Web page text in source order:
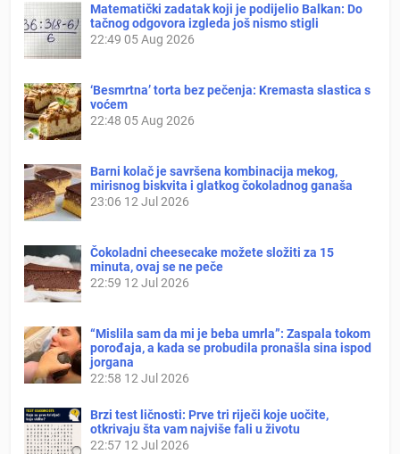
Matematički zadatak koji je podijelio Balkan: Do
tačnog odgovora izgleda još nismo stigli
22:49 05 Aug 2026
‘Besmrtna’ torta bez pečenja: Kremasta slastica s
voćem
22:48 05 Aug 2026
Barni kolač je savršena kombinacija mekog,
mirisnog biskvita i glatkog čokoladnog ganaša
23:06 12 Jul 2026
Čokoladni cheesecake možete složiti za 15
minuta, ovaj se ne peče
22:59 12 Jul 2026
“Mislila sam da mi je beba umrla”: Zaspala tokom
porođaja, a kada se probudila pronašla sina ispod
jorgana
22:58 12 Jul 2026
Brzi test ličnosti: Prve tri riječi koje uočite,
otkrivaju šta vam najviše fali u životu
22:57 12 Jul 2026